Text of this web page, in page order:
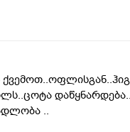
გამოვიდესო ,
წინასწარ .
..